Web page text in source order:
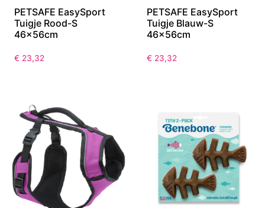
PETSAFE EasySport
Tuigje Rood-S
46x56cm
€ 23,32
PETSAFE EasySport
Tuigje Blauw-S
46x56cm
€ 23,32